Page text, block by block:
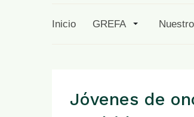
Inicio GREFA
Jóvenes de